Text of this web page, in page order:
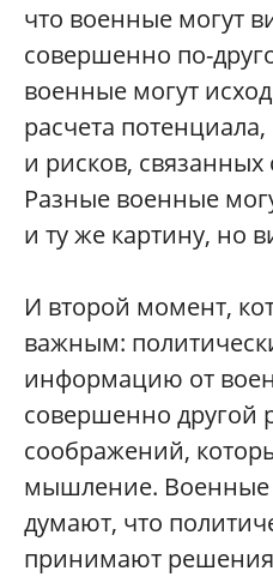
что военные могут
совершенно по-
военные могут
расчета
и рисков,
Разные военные
и ту же картину, но
И второй момент,
важным:
информацию от
совершенно другой
соображений,
мышление. Военные
думают, что
принимают